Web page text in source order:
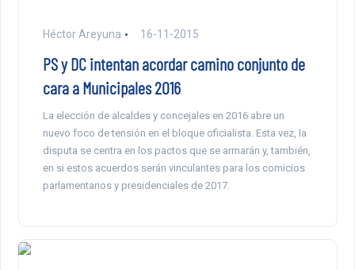
Héctor Areyuna 16-11-2015
PS y DC intentan acordar camino conjunto de
cara a Municipales 2016
La elección de alcaldes y concejales en 2016 abre un
nuevo foco de tensión en el bloque oficialista. Esta vez, la
disputa se centra en los pactos que se armarán y, también,
en si estos acuerdos serán vinculantes para los comicios
parlamentarios y presidenciales de 2017.